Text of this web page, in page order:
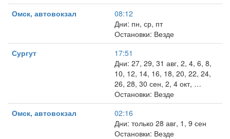
Омск, автовокзал
08:12
Дни: пн, ср, пт
Остановки: Везде
Сургут
17:51
Дни: 27, 29, 31 авг, 2, 4, 6, 8,
10, 12, 14, 16, 18, 20, 22, 24,
26, 28, 30 сен, 2, 4 окт, …
Остановки: Везде
Омск, автовокзал
02:16
Дни: только 28 авг, 1, 9 сен
Остановки: Везде